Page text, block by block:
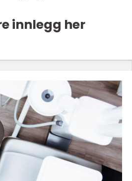
innlegg her